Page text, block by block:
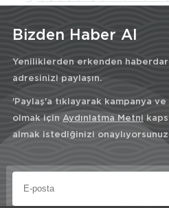
Bizden Haber Al
Yeniliklerden erkenden
adresinizi paylaşın.
'Paylaş'a tıklayarak kampanya
olmak için Aydınlatma Metni
almak istediğinizi